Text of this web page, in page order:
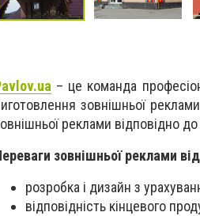
– це команда
зовнішньої
реклами відповідно
зовнішньої реклами
розробка і дизайн з
відповідність кінцевого